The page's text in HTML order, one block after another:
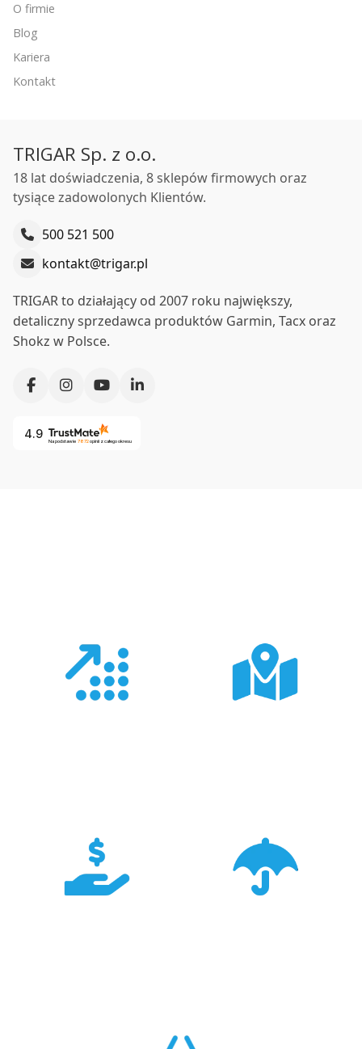
O firmie
Blog
Kariera
Kontakt
TRIGAR Sp. z o.o.
18 lat doświadczenia, 8 sklepów firmowych oraz
tysiące zadowolonych Klientów.
500 521 500
kontakt@trigar.pl
TRIGAR to działający od 2007 roku największy,
detaliczny sprzedawca produktów Garmin, Tacx oraz
Shokz w Polsce.
4.9
Na podstawie 7872opinii z całego okresu